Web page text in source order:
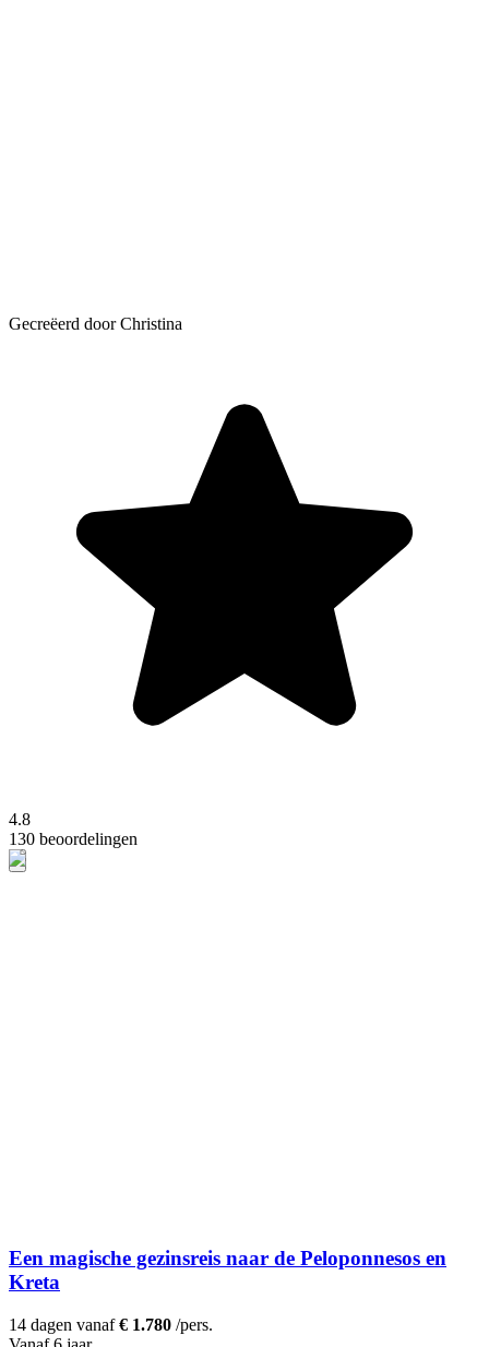
Gecreëerd door Christina
4.8
130 beoordelingen
Een magische gezinsreis naar de Peloponnesos en
Kreta
14 dagen vanaf€ 1.780 /pers.